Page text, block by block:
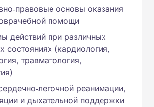
основы оказания
помощи
действий при различных
состояниях (кардиология,
травматология,
реанимации,
и дыхательной поддержки